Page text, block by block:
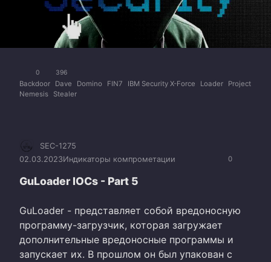
0 396
Backdoor Dave Domino FIN7 IBM Security X-Force Loader
Project
Nemesis
Stealer
0
SEC-1275
02.03.2023Индикаторы компрометации
GuLoader IOCs - Part 5
GuLoader - представляет собой вредоносную
программу-загрузчик, которая загружает
дополнительные вредоносные программы и
запускает их. В прошлом он был упакован с